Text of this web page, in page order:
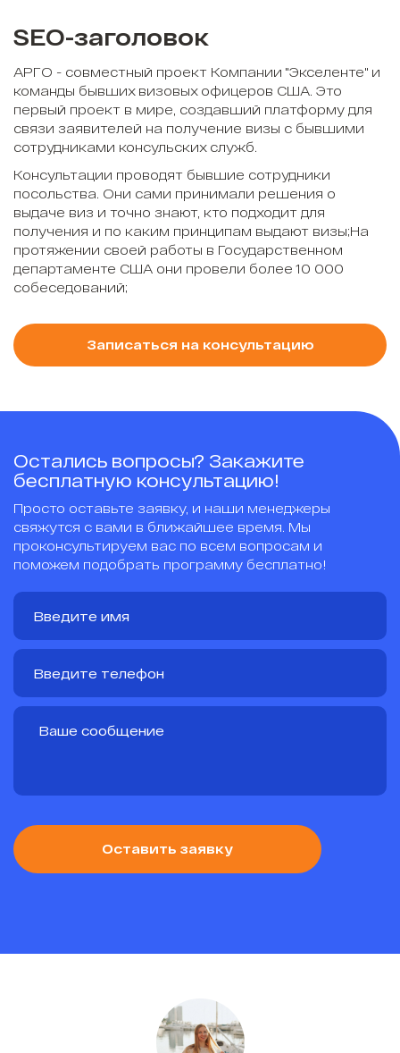
SEO-заголовок
АРГО - совместный проект Компании "Экселенте" и
команды бывших визовых офицеров США. Это
первый проект в мире, создавший платформу для
связи заявителей на получение визы с бывшими
сотрудниками консульских служб.
Консультации проводят бывшие сотрудники
посольства. Они сами принимали решения о
выдаче виз и точно знают, кто подходит для
получения и по каким принципам выдают визы;На
протяжении своей работы в Государственном
департаменте США они провели более 10 000
собеседований;
Записаться на консультацию
Остались вопросы? Закажите
бесплатную консультацию!
Просто оставьте заявку, и наши менеджеры
свяжутся с вами в ближайшее время. Мы
проконсультируем вас по всем вопросам и
поможем подобрать программу бесплатно!
Оставить заявку